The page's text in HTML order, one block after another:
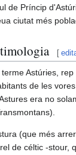
de Príncip
ciutat més
[
terme Astúries,
de les
era no
(que més
de céltic -stour,